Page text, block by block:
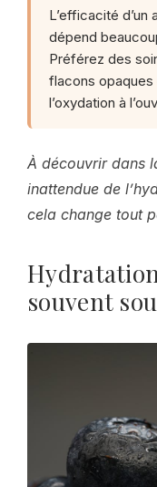
L’efficacité
dépend
Préférez des
flacons opaques
l’oxydation à
À découvrir dans
inattendue de
cela change tout
souvent